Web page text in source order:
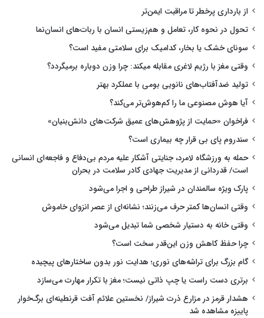
از بارداری پرخطر تا مراقبت ایمن‌تر
تحول در نحوه کار، تعامل و هم‌زیستی انسان با ربات‌های انسان‌نما
سونای خشک یا بخار، کدامیک برای سلامتی مفید است؟
وقتی مغز با رژیم لاغری مقابله میکند: چرا وزن دوباره برمیگردد؟
تولید ضدآفتاب‌های نانویی بومی با عملکرد بهتر
آیا هوش مصنوعی ما را کم‌هوش‌تر می‌کند؟
فراخوان «حمایت از پژوهش‌های عمیق شرکت‌های دانش‌بنیان»
سندروم پای بی قرار چه بیماری است؟
حمله به ورزشگاه لامرد، جنایتی آشکار علیه مردم بی‌دفاع و فاجعه‌ای انسانی
است/ قدردانی از مدیریت جهادی کادر سلامت در بحران
پارک ویژه سالمندان در شیراز طراحی و اجرا می‌شود
وقتی انسان‌ها کمتر حرف می‌زنند؛ نشانه‌ای از عصر انزوای خاموش
وقتی خانه به دستیار شخصی شما تبدیل می‌شود
چرا حفظ کاهش وزن این‌قدر سخت است؟
گام بزرگ برای تراشه‌های نوری؛ هدایت نور بدون ساختارهای پیچیده
برتری دست راست یا چپ ذاتی نیست؛ مغز با تکرار مهارت می‌سازد
هشدار قرمز در مزارع ذرت شیراز/ نخستین علائم آفت قرنطینه‌ای برگ‌خوار
پاییزه مشاهده شد